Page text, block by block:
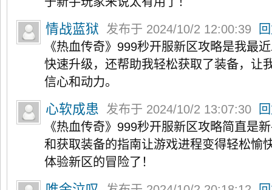
情战蓝狱 发布于 2024/10/2 12:00:39
《热血传奇》999秒开服新区攻略是我最
快速升级，还帮助我轻松获取了装备，让
信心和动力。
心软成患 发布于 2024/10/2 13:07:30
《热血传奇》999秒开服新区攻略简直是
和获取装备的指南让游戏进程变得轻松愉
体验新区的冒险了！